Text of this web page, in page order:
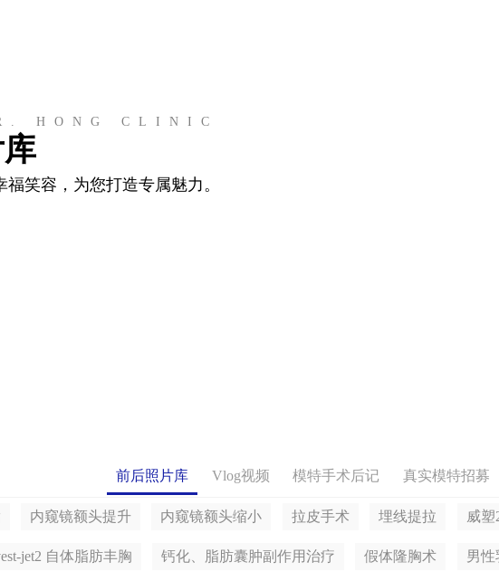
HONG CLINIC
笑容，为您打造专属魅力。
前后照片库 Vlog视频 模特手术后记 真实模特招募
内窥镜额头提升 内窥镜额头缩小 拉皮手术 埋线提拉 威
jet2 自体脂肪丰胸 钙化、脂肪囊肿副作用治疗 假体隆胸术 男性